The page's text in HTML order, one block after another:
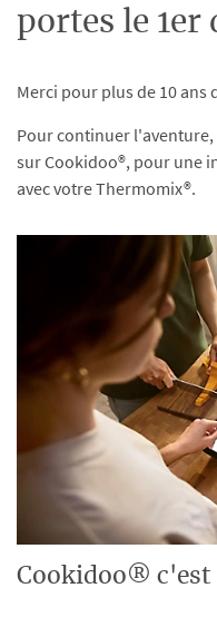
portes le 1er
Merci pour plus de 10 ans
Pour continuer l'aventure,
sur Cookidoo®, pour une
avec votre Thermomix®.
Cookidoo® c'est